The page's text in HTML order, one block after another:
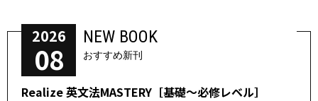
2026
08
NEW BOOK
おすすめ新刊
Realize 英文法MASTERY［基礎～必修レベル］